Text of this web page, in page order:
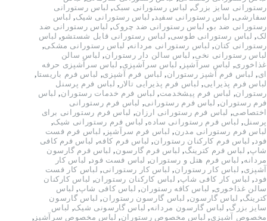
رستورانی سایز بزرگ, لباس رستورانی سبک, لباس رستورانی
سفارشی, لباس رستورانی سفید, لباس رستورانی شیک, لباس
رستورانی ضد بو, لباس رستورانی ضد چروک, لباس رستورانی ضد
لک, لباس رستورانی طوسی, لباس رستورانی قابل شستشو, لباس
رستورانی کتان, لباس رستورانی مردانه, لباس رستورانی مشکی,
لباس رستورانی نخی, لباس سالن دار رستوران, لباس سالن
غذاخوری, لباس سرآشپز , لباس سرآشپزی, لباس سرآشپزی حرفه
ای, لباس فرم آشپز رستوران, لباس فرم آشپزی, لباس فرم باریستا,
لباس فرم پذیرایی, لباس فرم پذیرایی تالار , لباس فرم پرسنل
رستوران, لباس فرم پیشخدمت, لباس فرم خدمات رستوران, لباس
فرم رستوران, لباس فرم رستورانی, لباس فرم رستورانی
اختصاصی, لباس فرم رستورانی ارزان, لباس فرم رستورانی برای
پرسنل, لباس فرم رستورانی ساده, لباس فرم رستورانی شیک,
لباس فرم رستورانی مدرن, لباس فرم سرآشپز , لباس فرم فست
فود, لباس فرم کارکنان رستوران, لباس فرم کافه, لباس فرم کافی
شاپ, لباس فرم کترینگ, لباس فرم گارسون, لباس فرم گارسون
مردانه, لباس فرم هتل و رستوران, لباس فست فود, لباس کار
آشپزی, لباس کار رستوران, لباس کار رستورانی, لباس کار فست
فود, لباس کار کافی شاپ, لباس کارکنان رستوران, لباس کارکنان
سالن غذاخوری, لباس کافه رستوران, لباس کافی شاپ, لباس
کترینگ, لباس گارسون, لباس گارسون رستوران, لباس گارسون
سایز بزرگ, لباس گارسون مردانه, لباس گارسونی شیک, لباس
مخصوص آشپزی, لباس مخصوص رستوران, لباس مخصوص سرآشپز ,